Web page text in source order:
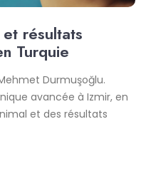
résultats
Turquie
Durmuşoğlu.
avancée à Izmir, en
et des résultats